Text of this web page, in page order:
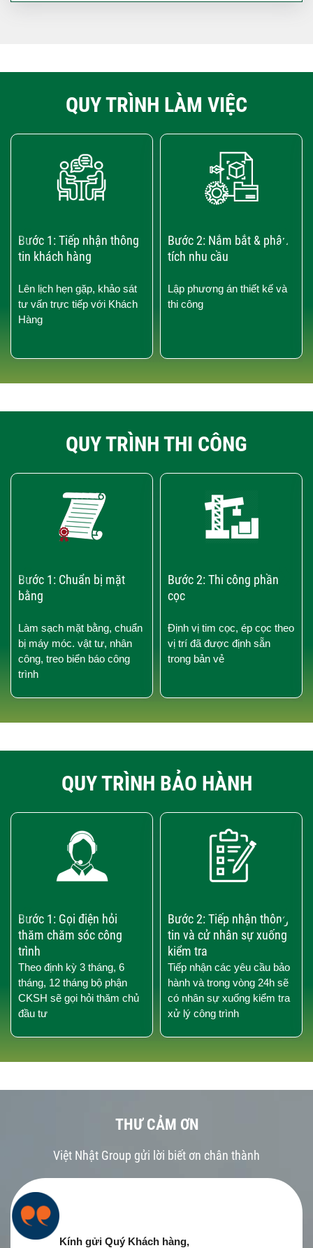
QUY TRÌNH LÀM VIỆC
Bước 1: Tiếp nhận thông
tin khách hàng
Lên lịch hẹn gặp, khảo sát
tư vấn trực tiếp với Khách
Hàng
Bước 2: Nắm bắt & phân
tích nhu cầu
Lập phương án thiết kế và
thi công
›
‹
QUY TRÌNH THI CÔNG
Bước 1: Chuẩn bị mặt
bằng
Làm sạch mặt bằng, chuẩn
bị máy móc. vật tư, nhân
công, treo biển báo công
trình
Bước 2: Thi công phần
cọc
Định vị tim cọc, ép cọc theo
vị trí đã được định sẵn
trong bản vẻ
›
‹
QUY TRÌNH BẢO HÀNH
Bước 1: Gọi điện hỏi
thăm chăm sóc công
trình
Theo định kỳ 3 tháng, 6
tháng, 12 tháng bộ phận
CKSH sẽ gọi hỏi thăm chủ
đầu tư
Bước 2: Tiếp nhận thông
tin và cử nhân sự xuống
kiểm tra
Tiếp nhận các yêu cầu bảo
hành và trong vòng 24h sẽ
có nhân sự xuống kiểm tra
xử lý công trình
›
‹
THƯ CẢM ƠN
Việt Nhật Group gửi lời biết ơn chân thành
Kính gửi Quý Khách hàng,